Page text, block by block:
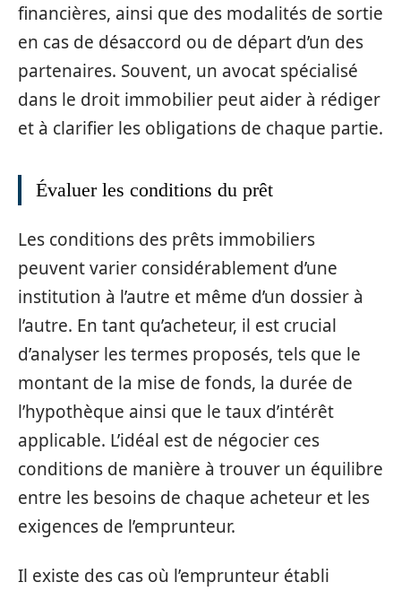
financières, ainsi que des modalités de sortie
en cas de désaccord ou de départ d’un des
partenaires. Souvent, un avocat spécialisé
dans le droit immobilier peut aider à rédiger
et à clarifier les obligations de chaque partie.
Évaluer les conditions du prêt
Les conditions des prêts immobiliers
peuvent varier considérablement d’une
institution à l’autre et même d’un dossier à
l’autre. En tant qu’acheteur, il est crucial
d’analyser les termes proposés, tels que le
montant de la mise de fonds, la durée de
l’hypothèque ainsi que le taux d’intérêt
applicable. L’idéal est de négocier ces
conditions de manière à trouver un équilibre
entre les besoins de chaque acheteur et les
exigences de l’emprunteur.
Il existe des cas où l’emprunteur établi